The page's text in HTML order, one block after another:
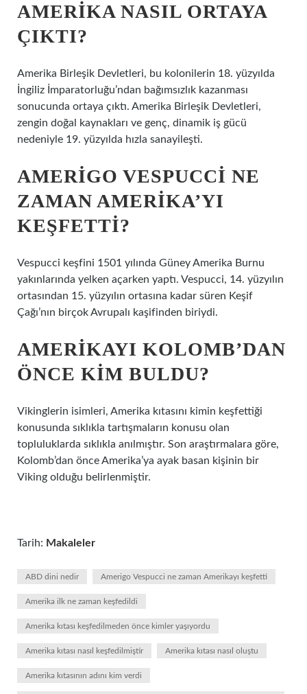
AMERIKA NASIL ORTAYA
ÇIKTI?
Amerika Birleşik Devletleri, bu kolonilerin 18. yüzyılda
İngiliz İmparatorluğu’ndan bağımsızlık kazanması
sonucunda ortaya çıktı. Amerika Birleşik Devletleri,
zengin doğal kaynakları ve genç, dinamik iş gücü
nedeniyle 19. yüzyılda hızla sanayileşti.
AMERIGO VESPUCCI NE
ZAMAN AMERIKA’YI
KEŞFETTI?
Vespucci keşfini 1501 yılında Güney Amerika Burnu
yakınlarında yelken açarken yaptı. Vespucci, 14. yüzyılın
ortasından 15. yüzyılın ortasına kadar süren Keşif
Çağı’nın birçok Avrupalı ​​kaşifinden biriydi.
AMERIKAYI KOLOMB’DAN
ÖNCE KIM BULDU?
Vikinglerin isimleri, Amerika kıtasını kimin keşfettiği
konusunda sıklıkla tartışmaların konusu olan
topluluklarda sıklıkla anılmıştır. Son araştırmalara göre,
Kolomb’dan önce Amerika’ya ayak basan kişinin bir
Viking olduğu belirlenmiştir.
Tarih: Makaleler
ABD dini nedir Amerigo Vespucci ne zaman Amerikayı keşfetti
Amerika ilk ne zaman keşfedildi
Amerika kıtası keşfedilmeden önce kimler yaşıyordu
Amerika kıtası nasıl keşfedilmiştir Amerika kıtası nasıl oluştu
Amerika kıtasının adını kim verdi